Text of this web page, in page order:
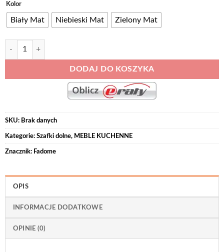
515,00 zł.489,00 zł.
Kolor
Biały Mat Niebieski Mat Zielony Mat
ilość GLAMOUR MAT 26D Szafka kuchenna CARGO 30 cm - wersja
DODAJ DO KOSZYKA
Alternative:
SKU: Brak danych
Kategorie: Szafki dolne, MEBLE KUCHENNE
Znacznik: Fadome
OPIS
INFORMACJE DODATKOWE
OPINIE (0)